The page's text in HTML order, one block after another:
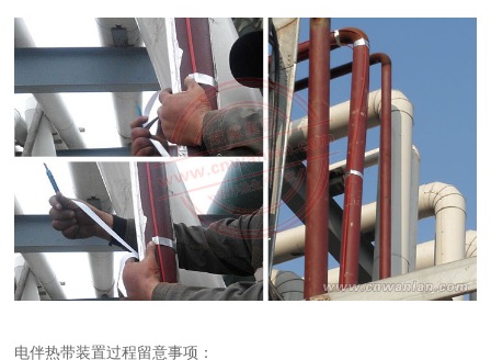
电伴热带装置过程留意事项：